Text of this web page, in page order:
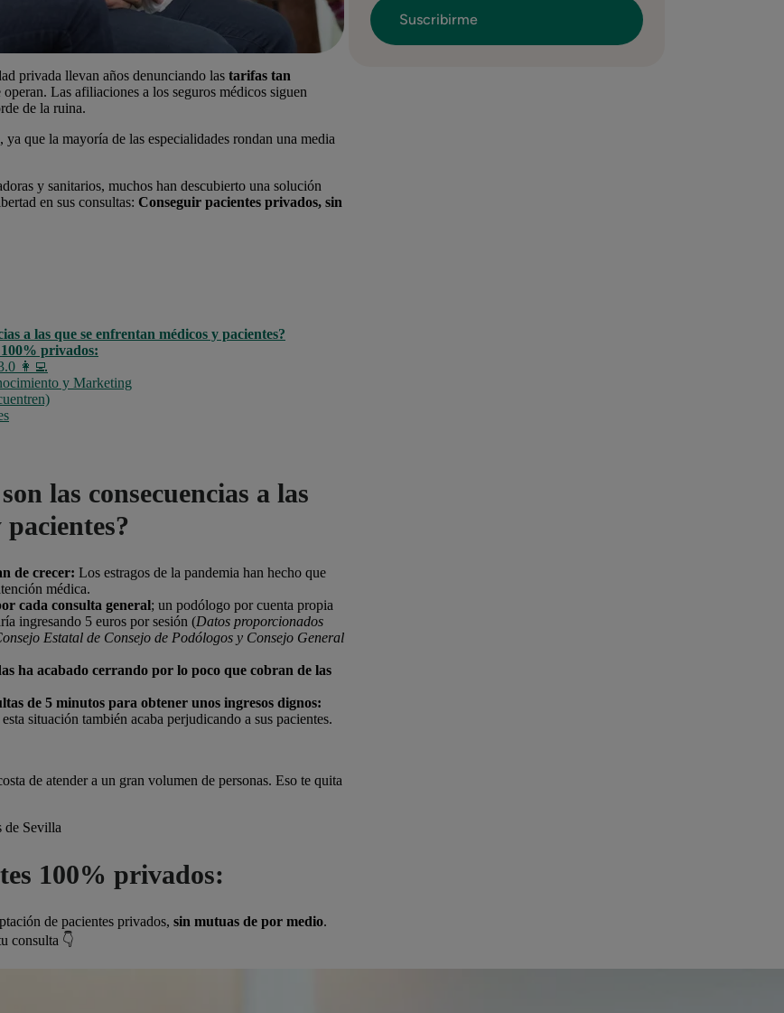
privada llevan años denunciando las tarifas tan
operan. Las afiliaciones a los seguros médicos siguen
de la ruina.
que la mayoría de las especialidades rondan una media
y sanitarios, muchos han descubierto una solución
en sus consultas: Conseguir pacientes privados, sin
a las que se enfrentan médicos y pacientes?
privados:
👩‍💻
y Marketing
las consecuencias a las
de crecer: Los estragos de la pandemia han hecho que
médica.
cada consulta general; un podólogo por cuenta propia
ingresando 5 euros por sesión (Datos proporcionados
Estatal de Consejo de Podólogos y Consejo General
ha acabado cerrando por lo poco que cobran de las
de 5 minutos para obtener unos ingresos dignos:
situación también acaba perjudicando a sus pacientes.
de atender a un gran volumen de personas. Eso te quita
de Sevilla
100% privados:
de pacientes privados, sin mutuas de por medio.
consulta 👇